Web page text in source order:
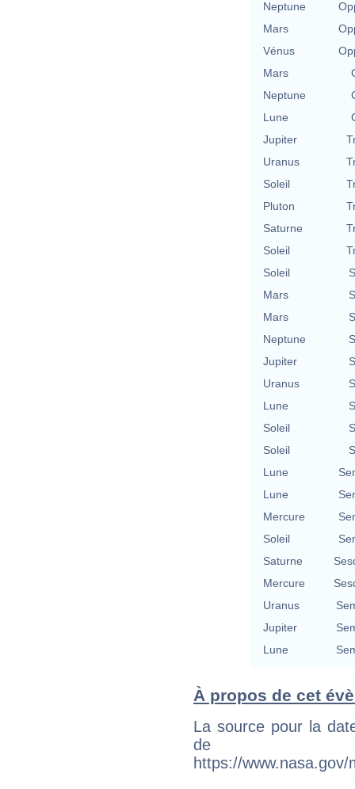
Neptune
Mars
Vénus
Mars
Neptune
Lune
Jupiter
Uranus
Soleil
Pluton
Saturne
Soleil
Soleil
Mars
Mars
Neptune
Jupiter
Uranus
Lune
Soleil
Soleil
Lune
Lune
Mercure
Soleil
Saturne
Mercure
Uranus
Jupiter
Lune
À propos de cet
La source pour la
de
https://www.nasa.gov/